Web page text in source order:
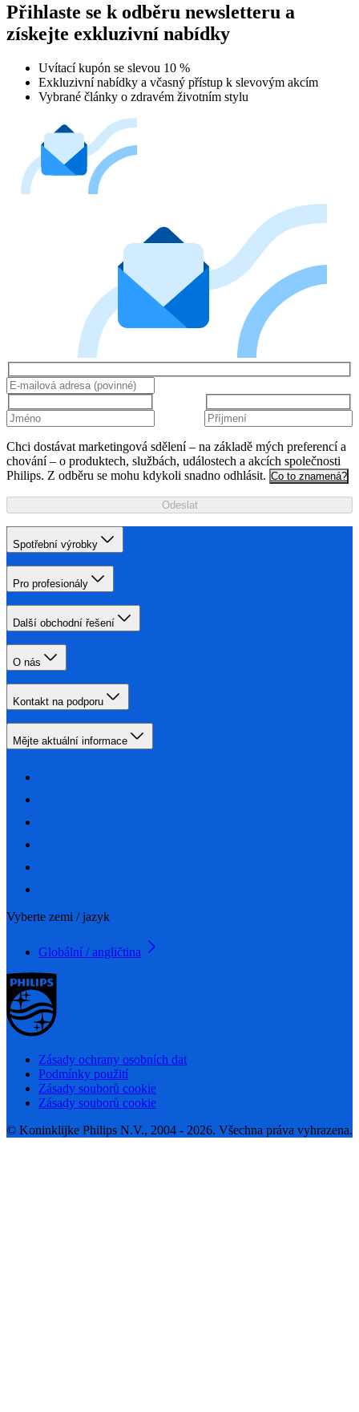
Přihlaste se k odběru newsletteru a
získejte exkluzivní nabídky
Uvítací kupón se slevou 10 %
Exkluzivní nabídky a včasný přístup k slevovým akcím
Vybrané články o zdravém životním stylu
Chci dostávat marketingová sdělení – na základě mých preferencí a
chování – o produktech, službách, událostech a akcích společnosti
Philips. Z odběru se mohu kdykoli snadno odhlásit. Co to znamená?
Odeslat
Spotřební výrobky
Pro profesionály
Další obchodní řešení
O nás
Kontakt na podporu
Mějte aktuální informace
Vyberte zemi / jazyk
Globální / angličtina
Zásady ochrany osobních dat
Podmínky použití
Zásady souborů cookie
Zásady souborů cookie
© Koninklijke Philips N.V., 2004 - 2026. Všechna práva vyhrazena.